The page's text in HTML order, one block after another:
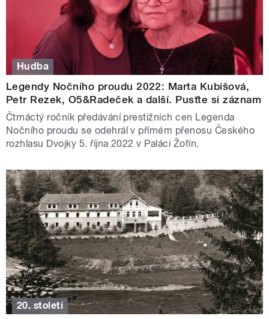
Hudba
Legendy Nočního proudu 2022: Marta Kubišová,
Petr Rezek, O5&Radeček a další. Pusťte si záznam
Čtrnáctý ročník předávání prestižních cen Legenda
Nočního proudu se odehrál v přímém přenosu Českého
rozhlasu Dvojky 5. října 2022 v Paláci Žofín.
20. století